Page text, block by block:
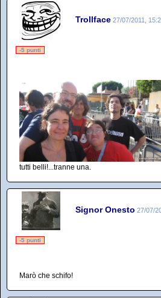
Trollface 27/07/2011,
-5 punti
tutti belli!...tranne una.
Signor Onesto 27/07/
-5 punti
Marò che schifo!